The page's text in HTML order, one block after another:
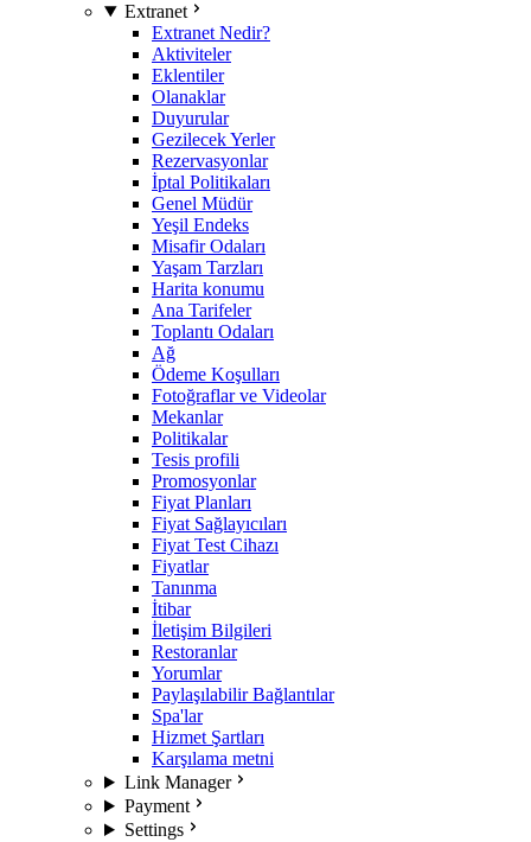
Extranet
Extranet Nedir?
Aktiviteler
Eklentiler
Olanaklar
Duyurular
Gezilecek Yerler
Rezervasyonlar
İptal Politikaları
Genel Müdür
Yeşil Endeks
Misafir Odaları
Yaşam Tarzları
Harita konumu
Ana Tarifeler
Toplantı Odaları
Ağ
Ödeme Koşulları
Fotoğraflar ve Videolar
Mekanlar
Politikalar
Tesis profili
Promosyonlar
Fiyat Planları
Fiyat Sağlayıcıları
Fiyat Test Cihazı
Fiyatlar
Tanınma
İtibar
İletişim Bilgileri
Restoranlar
Yorumlar
Paylaşılabilir Bağlantılar
Spa'lar
Hizmet Şartları
Karşılama metni
Link Manager
Payment
Settings